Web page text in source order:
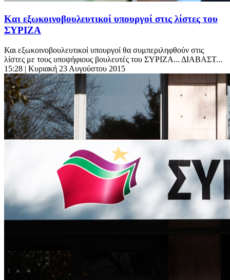
Και εξωκοινοβουλευτικοί υπουργοί στις λίστες του
ΣΥΡΙΖΑ
Και εξωκοινοβουλευτικοί υπουργοί θα συμπεριληφθούν στις
λίστες με τους υποψήφιους βουλευτές του ΣΥΡΙΖΑ... ΔΙΑΒΑΣΤ...
15:28 | Κυριακή 23 Αυγούστου 2015